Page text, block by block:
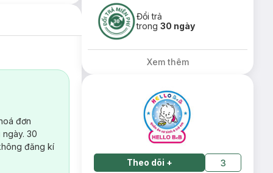
đơn
30
đăng kí
Đổi trả
trong30 ngày
Xem thêm
Theo dõi + 3